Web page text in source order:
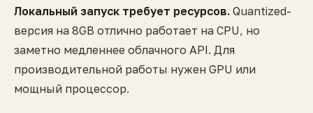
Локальный запуск требует ресурсов. Quantized-
версия на 8GB отлично работает на CPU, но
заметно медленнее облачного API. Для
производительной работы нужен GPU или
мощный процессор.